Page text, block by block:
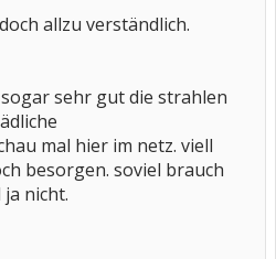
allzu verständlich.
sehr gut die strahlen
mal hier im netz. viell
besorgen. soviel brauch
nicht.